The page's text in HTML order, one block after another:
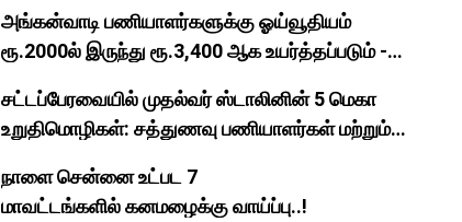
அங்கன்வாடி பணியாளர்களுக்கு ஓய்வூதியம்
ரூ.2000ல் இருந்து ரூ.3,400 ஆக உயர்த்தப்படும் -
சட்டப்பேரவையில் முதல்வர் ஸ்டாலினின் 5 மெகா
உறுதிமொழிகள்: சத்துணவு பணியாளர்கள் மற்றும்
நாளை சென்னை உட்பட 7
மாவட்டங்களில் கனமழைக்கு வாய்ப்பு..!